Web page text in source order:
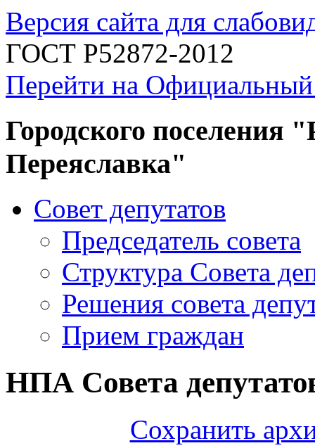
Версия сайта для
ГОСТ Р52872-2012
Перейти на
Городского поселения
Переяславка"
Совет депутатов
Председатель совета
Структура Совета
Решения совета
Прием граждан
НПА Совета
Сохранить